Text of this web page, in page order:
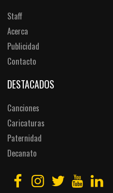
Staff
Acerca
Publicidad
Contacto
DESTACADOS
Canciones
Caricaturas
Paternidad
Decanato